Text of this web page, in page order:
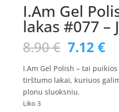
I.Am Gel
lakas #077 –
8.90€ Original
price
was:
8.90 €.
7.12 €
is:
I.Am Gel Polish – tai
tirštumo lakai, kuriuos
plonu sluoksniu.
Liko 3